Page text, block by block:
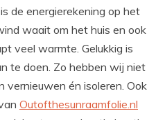
de energierekening op het
waait om het huis en ook
veel warmte. Gelukkig is
te doen. Zo hebben wij niet
vernieuwen én isoleren. Ook
Outofthesunraamfolie.nl